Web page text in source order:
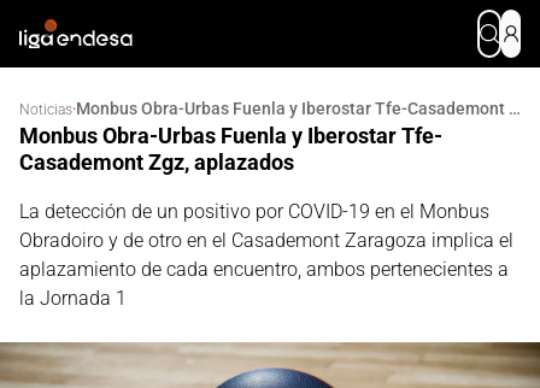
Noticias· Monbus Obra-Urbas Fuenla y Iberostar Tfe-Casademont Zgz, aplazados
Monbus Obra-Urbas Fuenla y Iberostar Tfe-
Casademont Zgz, aplazados
La detección de un positivo por COVID-19 en el Monbus
Obradoiro y de otro en el Casademont Zaragoza implica el
aplazamiento de cada encuentro, ambos pertenecientes a
la Jornada 1